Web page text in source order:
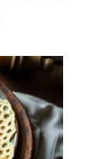
de
le
et
à un
les
si